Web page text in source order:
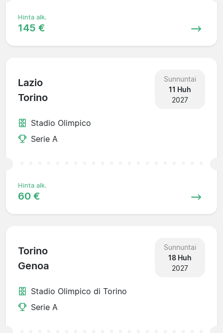
Hinta alk.
145 €
Lazio
Torino
Sunnuntai
11 Huh
2027
Stadio Olimpico
Serie A
Hinta alk.
60 €
Torino
Genoa
Sunnuntai
18 Huh
2027
Stadio Olimpico di Torino
Serie A